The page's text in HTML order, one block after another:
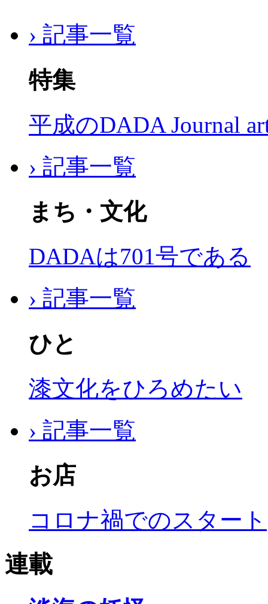
› 記事一覧
特集
平成のDADA Journal
› 記事一覧
まち・文化
DADAは701号である
› 記事一覧
ひと
漆文化をひろめたい
› 記事一覧
お店
コロナ禍でのスタート
連載